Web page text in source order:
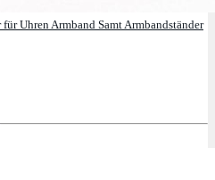
Uhren Armband Samt Armbandständer